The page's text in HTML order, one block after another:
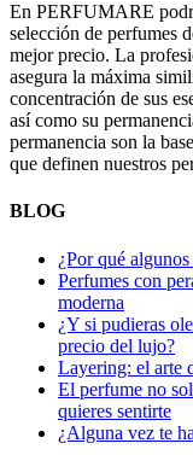
En PERFUMARE
selección de perfumes
mejor precio. La
asegura la máxima
concentración de sus
así como su
permanencia son la
que definen nuestros
BLOG
¿Por qué
Perfumes con
moderna
¿Y si pudieras
precio del lujo?
Layering: el arte
El perfume no
quieres sentirte
¿Alguna vez te